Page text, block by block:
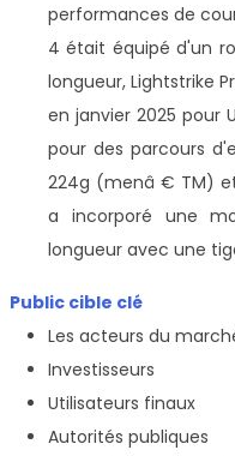
performances de
4 était équipé d'un
longueur, Lightstrike
en janvier 2025 pour
pour des parcours
224g (menâ € TM)
a incorporé une
longueur avec une
Public cible clé
Les acteurs du
Investisseurs
Utilisateurs finaux
Autorités publiques